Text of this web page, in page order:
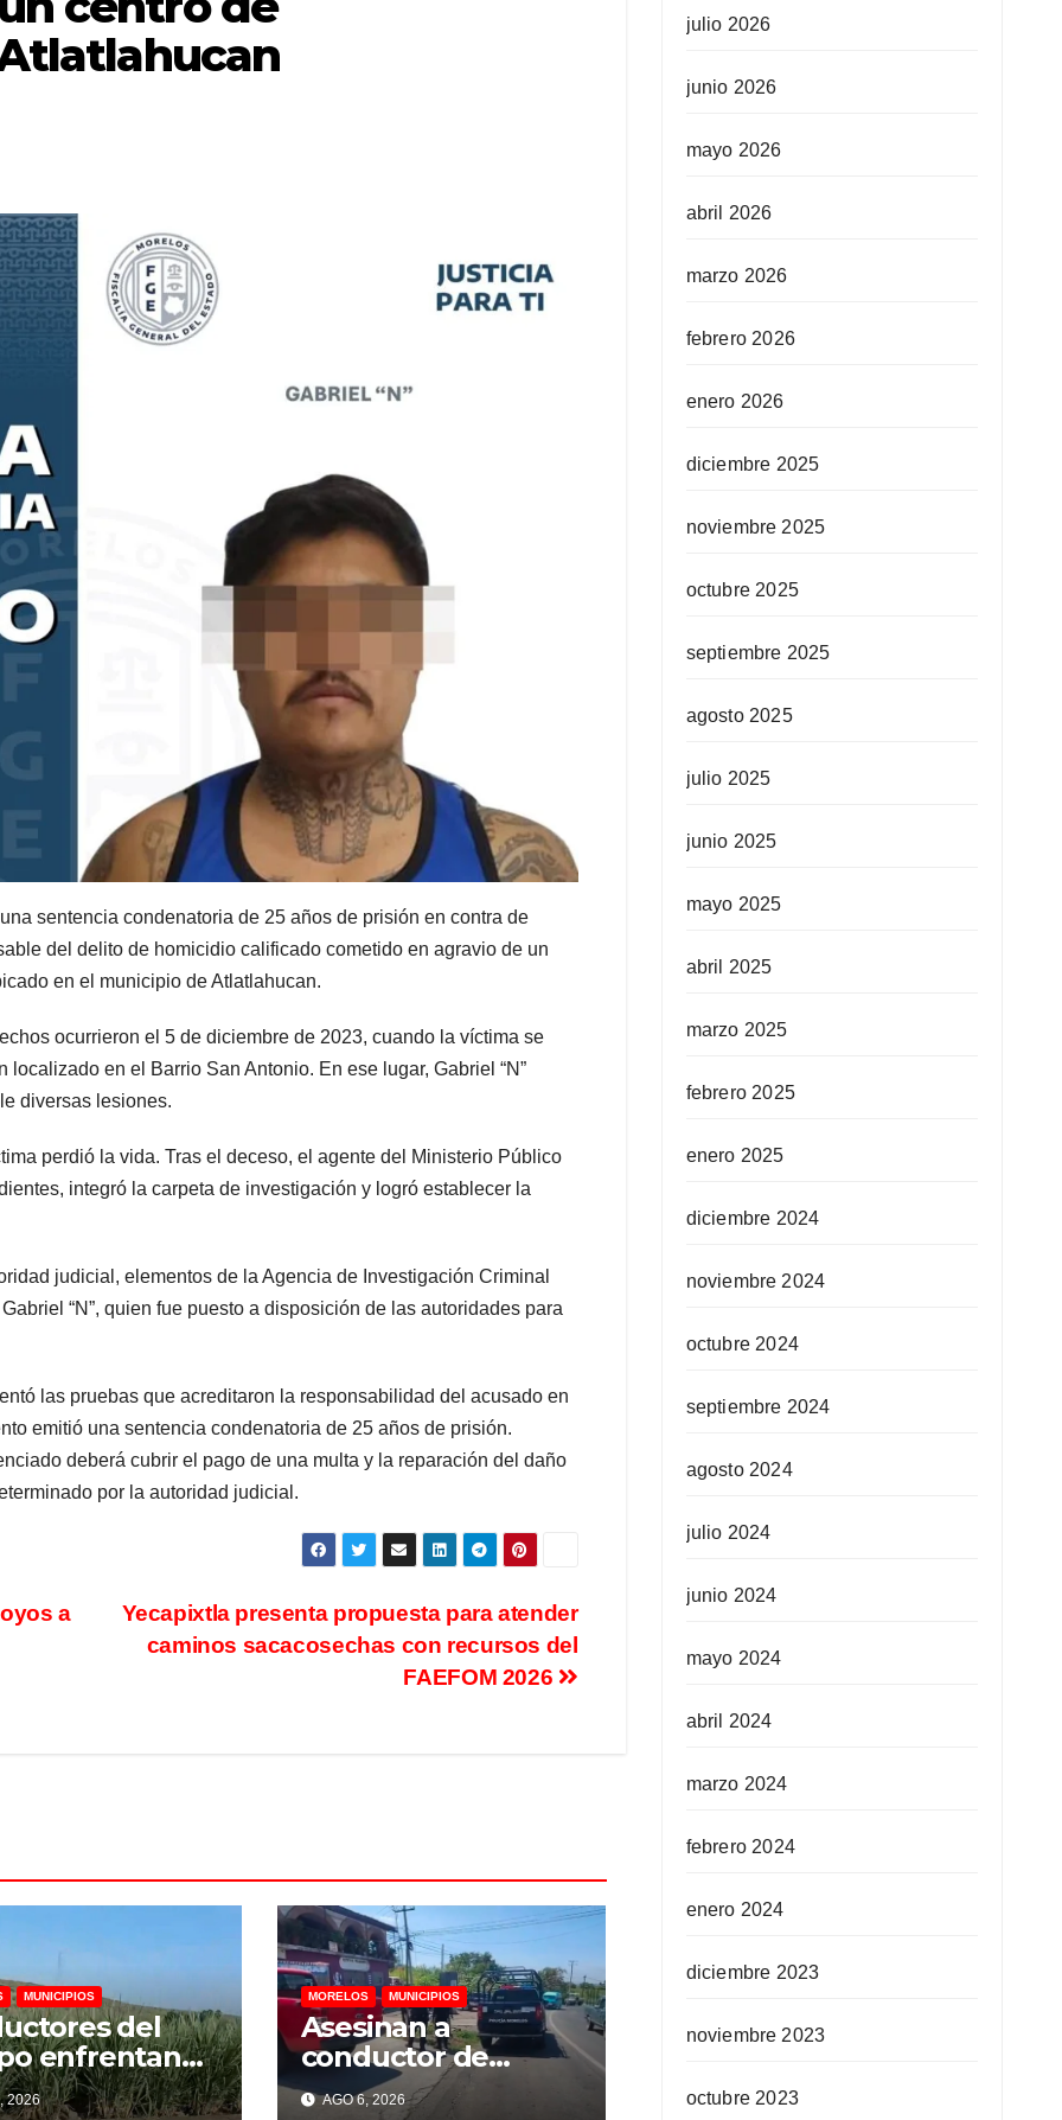
sentencia condenatoria de 25 años de prisión en contra de
del delito de homicidio calificado cometido en agravio de un
en el municipio de Atlatlahucan.
ocurrieron el 5 de diciembre de 2023, cuando la víctima se
en el Barrio San Antonio. En ese lugar, Gabriel “N”
diversas lesiones.
perdió la vida. Tras el deceso, el agente del Ministerio Público
integró la carpeta de investigación y logró establecer la
judicial, elementos de la Agencia de Investigación Criminal
“N”, quien fue puesto a disposición de las autoridades para
las pruebas que acreditaron la responsabilidad del acusado en
emitió una sentencia condenatoria de 25 años de prisión.
deberá cubrir el pago de una multa y la reparación del daño
por la autoridad judicial.
Yecapixtla presenta propuesta para atender
caminos sacacosechas con recursos del
FAEFOM 2026
a
MUNICIPIOS
del
enfrentan
por falta de
2026
MORELOS MUNICIPIOS
Asesinan a
conductor de
mototaxi en acceso
AGO 6, 2026
julio 2026
junio 2026
mayo 2026
abril 2026
marzo 2026
febrero 2026
enero 2026
diciembre 2025
noviembre 2025
octubre 2025
septiembre 2025
agosto 2025
julio 2025
junio 2025
mayo 2025
abril 2025
marzo 2025
febrero 2025
enero 2025
diciembre 2024
noviembre 2024
octubre 2024
septiembre 2024
agosto 2024
julio 2024
junio 2024
mayo 2024
abril 2024
marzo 2024
febrero 2024
enero 2024
diciembre 2023
noviembre 2023
octubre 2023